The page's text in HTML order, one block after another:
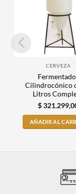
CERVEZA
Cilindrocónico
Litros
$
AÑADIR AL